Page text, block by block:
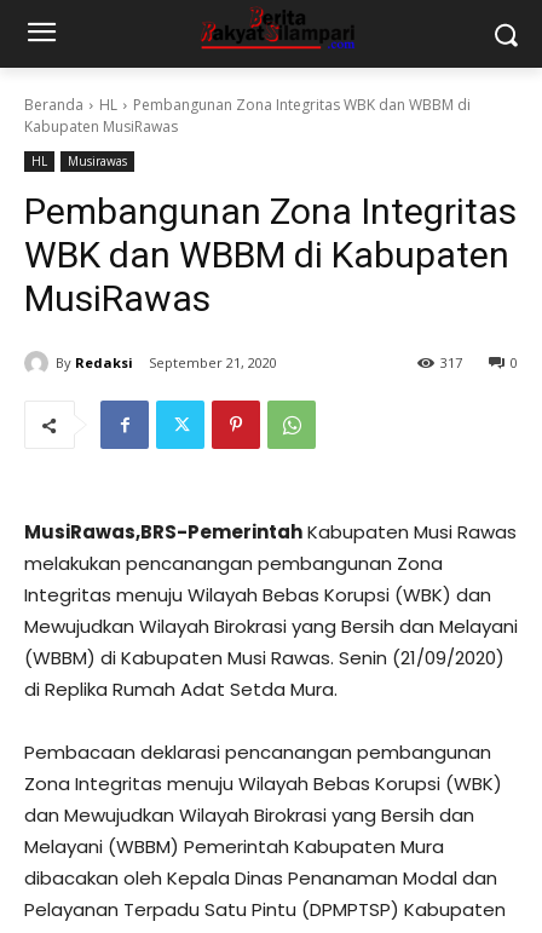
Beranda HL
Pembangunan Zona Integritas WBK dan WBBM di
Kabupaten MusiRawas
HL Musirawas
Pembangunan Zona Integritas
WBK dan WBBM di Kabupaten
MusiRawas
By Redaksi September 21, 2020 0
317
MusiRawas,BRS-PemerintahKabupaten Musi Rawas
melakukan pencanangan pembangunan Zona
Integritas menuju Wilayah Bebas Korupsi (WBK) dan
Mewujudkan Wilayah Birokrasi yang Bersih dan Melayani
(WBBM) di Kabupaten Musi Rawas. Senin (21/09/2020)
di Replika Rumah Adat Setda Mura.
Pembacaan deklarasi pencanangan pembangunan
Zona Integritas menuju Wilayah Bebas Korupsi (WBK)
dan Mewujudkan Wilayah Birokrasi yang Bersih dan
Melayani (WBBM) Pemerintah Kabupaten Mura
dibacakan oleh Kepala Dinas Penanaman Modal dan
Pelayanan Terpadu Satu Pintu (DPMPTSP) Kabupaten